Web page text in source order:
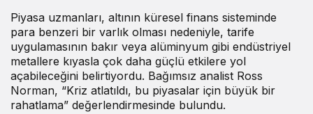
Piyasa uzmanları, altının küresel finans sisteminde
para benzeri bir varlık olması nedeniyle, tarife
uygulamasının bakır veya alüminyum gibi endüstriyel
metallere kıyasla çok daha güçlü etkilere yol
açabileceğini belirtiyordu. Bağımsız analist Ross
Norman, “Kriz atlatıldı, bu piyasalar için büyük bir
rahatlama” değerlendirmesinde bulundu.